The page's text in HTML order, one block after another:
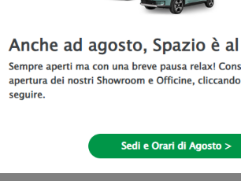
La connettività a bordo è garantita dal
al quale puoi gestire tutte le tue apps
screen del sistema infotainment.
In caso di guasto o incidente il sistema
Boxpermette di beneficiare dei servizi di
Passa in concessionaria da Spazio a Torino
SUV compatto Citroën C3 Aircross.